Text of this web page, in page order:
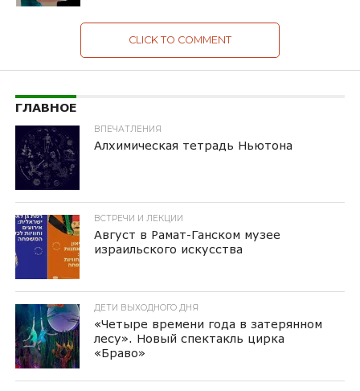
CLICK TO COMMENT
ГЛАВНОЕ
ВПЕЧАТЛЕНИЯ
Алхимическая тетрадь Ньютона
ВСТРЕЧИ И ЛЕКЦИИ
Август в Рамат-Ганском музее
израильского искусства
ДЕТИ ВЫХОДНОГО ДНЯ
«Четыре времени года в затерянном
лесу». Новый спектакль цирка
«Браво»